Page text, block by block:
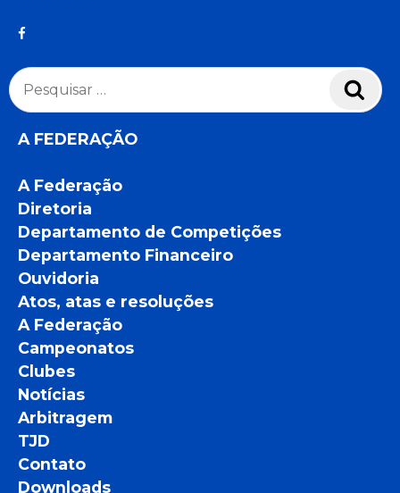
Pesquisar
por:
A FEDERAÇÃO
A Federação
Diretoria
Departamento de Competições
Departamento Financeiro
Ouvidoria
Atos, atas e resoluções
A Federação
Campeonatos
Clubes
Notícias
Arbitragem
TJD
Contato
Downloads